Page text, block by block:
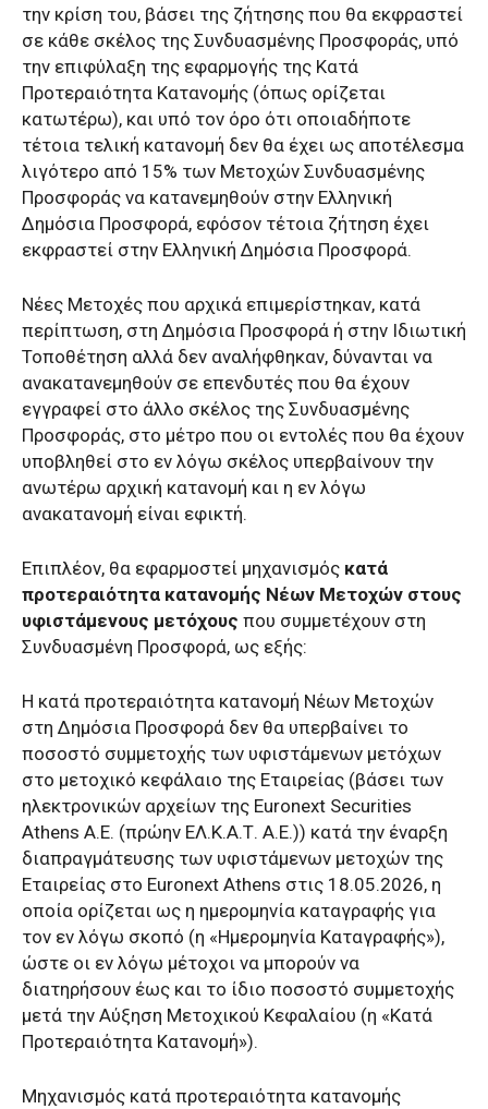
την κρίση του, βάσει της ζήτησης που θα εκφραστεί
σε κάθε σκέλος της Συνδυασμένης Προσφοράς, υπό
την επιφύλαξη της εφαρμογής της Κατά
Προτεραιότητα Κατανομής (όπως ορίζεται
κατωτέρω), και υπό τον όρο ότι οποιαδήποτε
τέτοια τελική κατανομή δεν θα έχει ως αποτέλεσμα
λιγότερο από 15% των Μετοχών Συνδυασμένης
Προσφοράς να κατανεμηθούν στην Ελληνική
Δημόσια Προσφορά, εφόσον τέτοια ζήτηση έχει
εκφραστεί στην Ελληνική Δημόσια Προσφορά.
Νέες Μετοχές που αρχικά επιμερίστηκαν, κατά
περίπτωση, στη Δημόσια Προσφορά ή στην Ιδιωτική
Τοποθέτηση αλλά δεν αναλήφθηκαν, δύνανται να
ανακατανεμηθούν σε επενδυτές που θα έχουν
εγγραφεί στο άλλο σκέλος της Συνδυασμένης
Προσφοράς, στο μέτρο που οι εντολές που θα έχουν
υποβληθεί στο εν λόγω σκέλος υπερβαίνουν την
ανωτέρω αρχική κατανομή και η εν λόγω
ανακατανομή είναι εφικτή.
Επιπλέον, θα εφαρμοστεί μηχανισμός κατά
προτεραιότητα κατανομής Νέων Μετοχών στους
υφιστάμενους μετόχους που συμμετέχουν στη
Συνδυασμένη Προσφορά, ως εξής:
Η κατά προτεραιότητα κατανομή Νέων Μετοχών
στη Δημόσια Προσφορά δεν θα υπερβαίνει το
ποσοστό συμμετοχής των υφιστάμενων μετόχων
στο μετοχικό κεφάλαιο της Εταιρείας (βάσει των
ηλεκτρονικών αρχείων της Euronext Securities
Athens Α.Ε. (πρώην ΕΛ.Κ.Α.Τ. Α.Ε.)) κατά την έναρξη
διαπραγμάτευσης των υφιστάμενων μετοχών της
Εταιρείας στο Euronext Athens στις 18.05.2026, η
οποία ορίζεται ως η ημερομηνία καταγραφής για
τον εν λόγω σκοπό (η «Ημερομηνία Καταγραφής»),
ώστε οι εν λόγω μέτοχοι να μπορούν να
διατηρήσουν έως και το ίδιο ποσοστό συμμετοχής
μετά την Αύξηση Μετοχικού Κεφαλαίου (η «Κατά
Προτεραιότητα Κατανομή»).
Μηχανισμός κατά προτεραιότητα κατανομής